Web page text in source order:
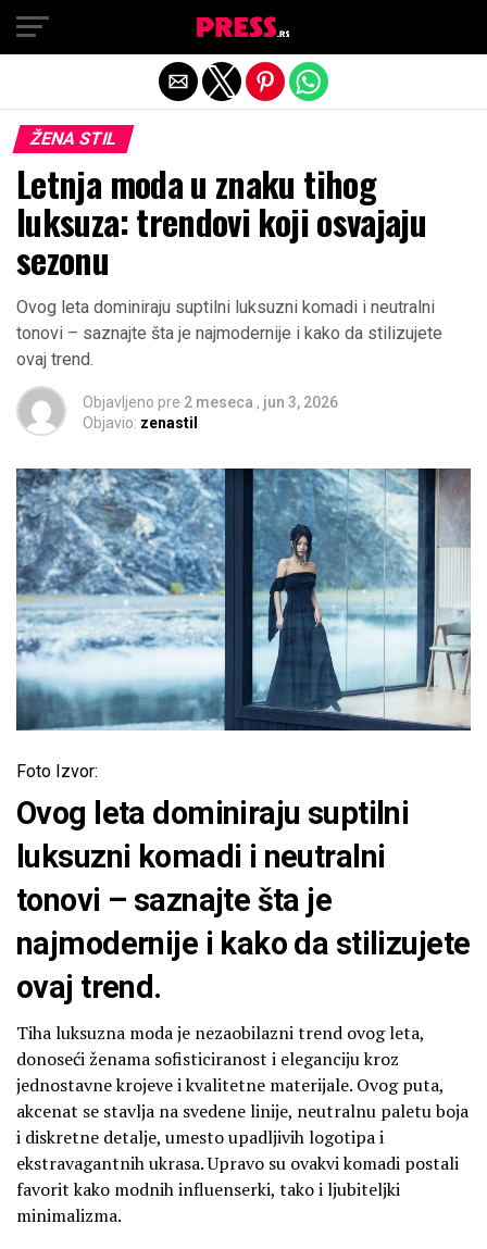
ŽENA STIL
Letnja moda u znaku tihog
luksuza: trendovi koji osvajaju
sezonu
Ovog leta dominiraju suptilni luksuzni komadi i neutralni
tonovi – saznajte šta je najmodernije i kako da stilizujete
ovaj trend.
Objavljeno pre 2 meseca , jun 3, 2026
Objavio: zenastil
Foto Izvor:
Ovog leta dominiraju suptilni
luksuzni komadi i neutralni
tonovi – saznajte šta je
najmodernije i kako da stilizujete
ovaj trend.
Tiha luksuzna moda je nezaobilazni trend ovog leta,
donoseći ženama sofisticiranost i eleganciju kroz
jednostavne krojeve i kvalitetne materijale. Ovog puta,
akcenat se stavlja na svedene linije, neutralnu paletu boja
i diskretne detalje, umesto upadljivih logotipa i
ekstravagantnih ukrasa. Upravo su ovakvi komadi postali
favorit kako modnih influenserki, tako i ljubiteljki
minimalizma.
Exit mobile version